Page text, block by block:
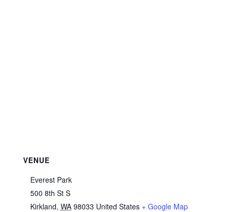
VENUE
Everest Park
500 8th St S
Kirkland, WA 98033 United States + Google Map